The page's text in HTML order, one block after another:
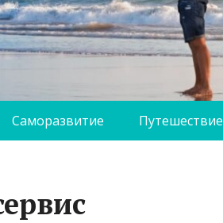
Саморазвитие Путешествие